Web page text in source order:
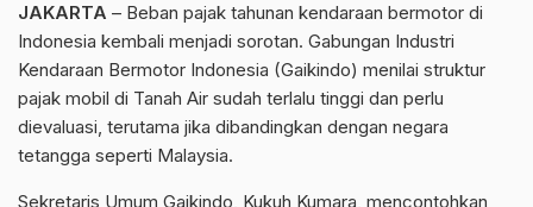
JAKARTA – Beban pajak tahunan kendaraan bermotor di
Indonesia kembali menjadi sorotan. Gabungan Industri
Kendaraan Bermotor Indonesia (Gaikindo) menilai struktur
pajak mobil di Tanah Air sudah terlalu tinggi dan perlu
dievaluasi, terutama jika dibandingkan dengan negara
tetangga seperti Malaysia.
Sekretaris Umum Gaikindo, Kukuh Kumara, mencontohkan